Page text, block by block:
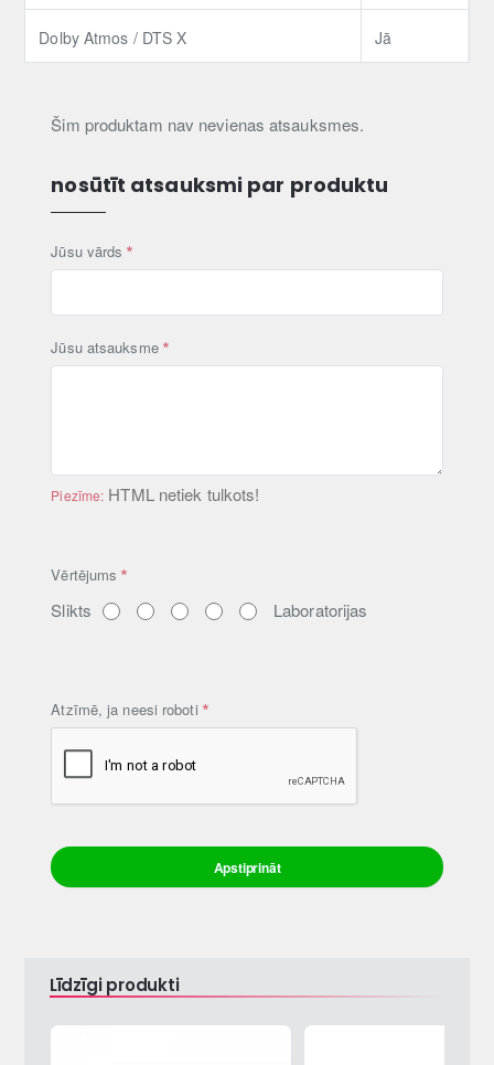
Dolby Atmos / DTS X Jā
Šim produktam nav nevienas atsauksmes.
nosūtīt atsauksmi par produktu
Jūsu vārds
Jūsu atsauksme
Piezīme: HTML netiek tulkots!
V
ē
j
Vērtējums
Slikts Laboratorijas
Atzīmē, ja neesi roboti
Apstiprināt
Līdzīgi produkti